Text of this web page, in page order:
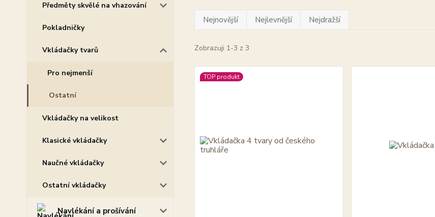
Předměty skvělé na vhazování
Pokladničky
Vkládačky tvarů
Pro nejmenší
Ostatní
Vkládačky na velikost
Klasické vkládačky
Naučné vkládačky
Ostatní vkládačky
Navlékání a prošívání
Nejnovější Nejlevnější Nejdražší
Zobrazuji 1-3 z 3
TOP produkt